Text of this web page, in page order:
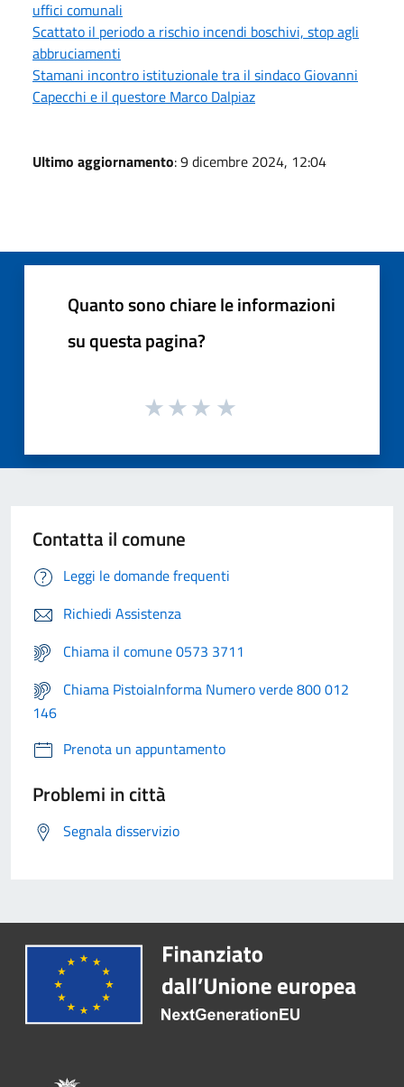
uffici comunali
Scattato il periodo a rischio incendi boschivi, stop agli
abbruciamenti
Stamani incontro istituzionale tra il sindaco Giovanni
Capecchi e il questore Marco Dalpiaz
Ultimo aggiornamento: 9 dicembre 2024, 12:04
Quanto sono chiare le informazioni
su questa pagina?
Contatta il comune
Leggi le domande frequenti
Richiedi Assistenza
Chiama il comune 0573 3711
Chiama PistoiaInforma Numero verde 800 012
146
Prenota un appuntamento
Problemi in città
Segnala disservizio